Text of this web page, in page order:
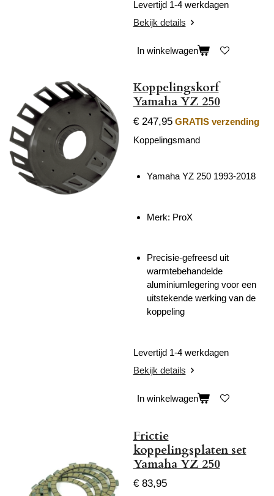
Levertijd 1-4 werkdagen
Bekijk details
In winkelwagen
Koppelingskorf
Yamaha YZ 250
€ 247,95 GRATIS verzending
Koppelingsmand
Yamaha YZ 250 1993-2018
Merk: ProX
Precisie-gefreesd uit
warmtebehandelde
aluminiumlegering voor een
uitstekende werking van de
koppeling
Levertijd 1-4 werkdagen
Bekijk details
In winkelwagen
Frictie
koppelingsplaten set
Yamaha YZ 250
€ 83,95